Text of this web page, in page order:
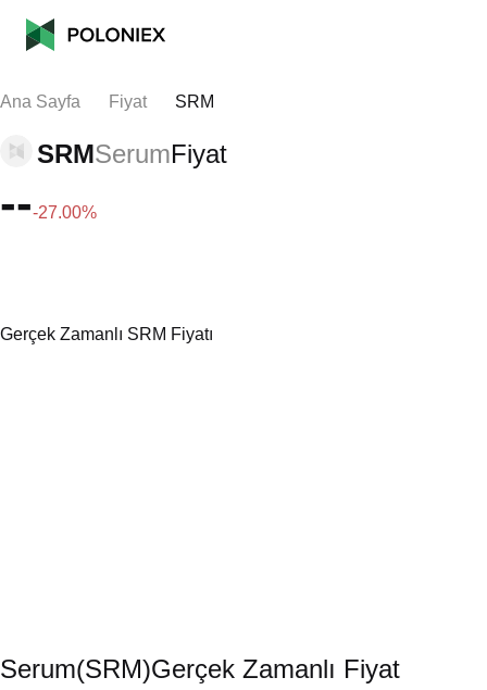
Ana Sayfa Fiyat SRM
SRMSerumFiyat
---27.00%
Gerçek Zamanlı SRM Fiyatı
Serum(SRM)Gerçek Zamanlı Fiyat